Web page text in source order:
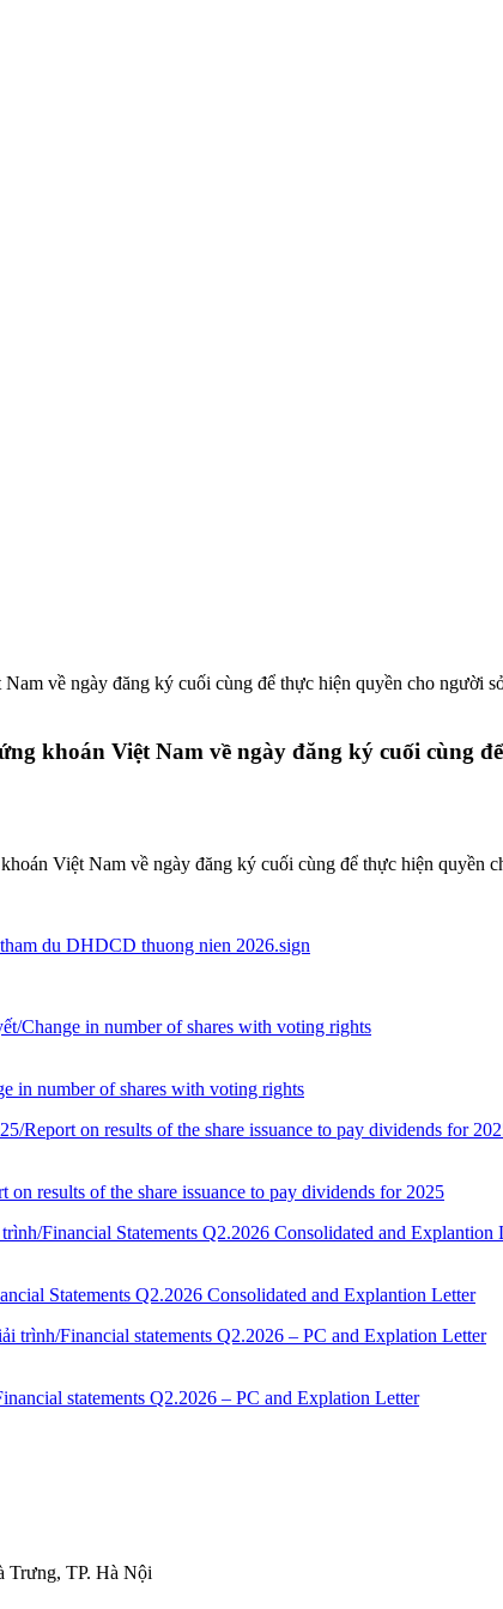
về ngày đăng ký cuối cùng để thực hiện quyền cho
khoán Việt Nam về ngày đăng ký cuối cùng
Việt Nam về ngày đăng ký cuối cùng để thực hiện
du DHDCD thuong nien 2026.sign
in number of shares with voting rights
results of the share issuance to pay dividends for 2025
Statements Q2.2026 Consolidated and Explantion Letter
statements Q2.2026 – PC and Explation Letter
Trưng, TP. Hà Nội